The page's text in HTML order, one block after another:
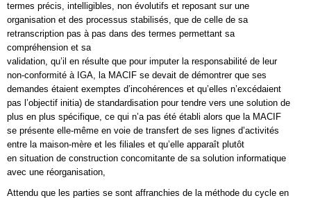
termes précis, intelligibles, non évolutifs et reposant sur une
organisation et des processus stabilisés, que de celle de sa
retranscription pas à pas dans des termes permettant sa
compréhension et sa
validation, qu’il en résulte que pour imputer la responsabilité de leur
non-conformité à IGA, la MACIF se devait de démontrer que ses
demandes étaient exemptes d’incohérences et qu’elles n’excédaient
pas l’objectif initia) de standardisation pour tendre vers une solution de
plus en plus spécifique, ce qui n’a pas été établi alors que la MACIF
se présente elle-même en voie de transfert de ses lignes d’activités
entre la maison-mère et les filiales et qu’elle apparaît plutôt
en situation de construction concomitante de sa solution informatique
avec une réorganisation,
Attendu que les parties se sont affranchies de la méthode du cycle en